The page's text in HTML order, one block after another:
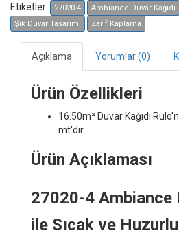
Etiketler: 27020-4 Ambiance Duvar Kağıdı
Şık Duvar Tasarımı
Zarif Kaplama
Açıklama Yorumlar (0)
Ürün Özellikleri
16.50m² Duvar Kağıdı
mt'dir
Ürün Açıklaması
27020-4 Ambiance
ile Sıcak ve